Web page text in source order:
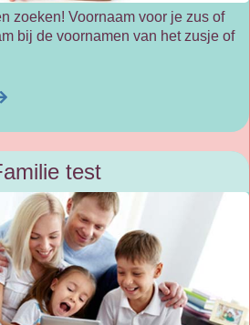
zoeken! Voornaam voor je zus of
bij de voornamen van het zusje of
test